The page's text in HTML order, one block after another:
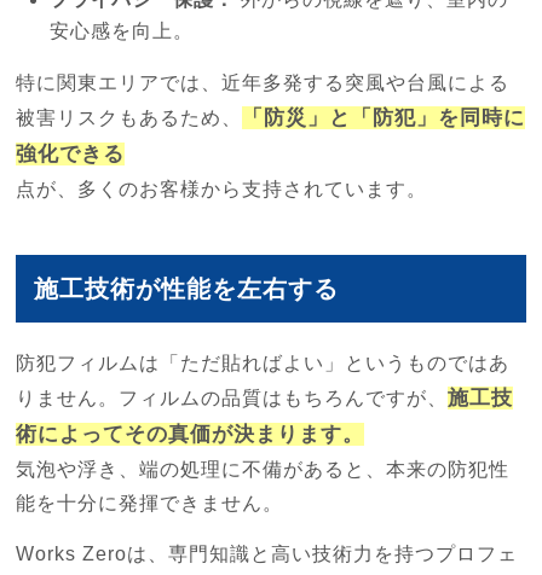
安心感を向上。
特に関東エリアでは、近年多発する突風や台風による
被害リスクもあるため、
「防災」と「防犯」を同時に
強化できる
点が、多くのお客様から支持されています。
施工技術が性能を左右する
防犯フィルムは「ただ貼ればよい」というものではあ
りません。フィルムの品質はもちろんですが、施工技
術によってその真価が決まります。
気泡や浮き、端の処理に不備があると、本来の防犯性
能を十分に発揮できません。
Works Zeroは、専門知識と高い技術力を持つプロフェ